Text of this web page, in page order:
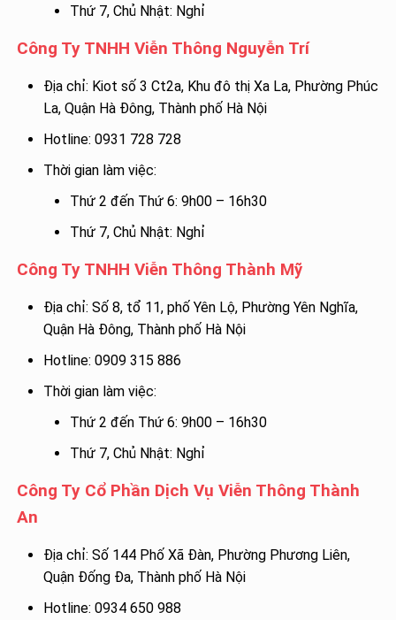
Thứ 7, Chủ Nhật: Nghỉ
Công Ty TNHH Viễn Thông Nguyễn Trí
Địa chỉ: Kiot số 3 Ct2a, Khu đô thị Xa La, Phường Phúc
La, Quận Hà Đông, Thành phố Hà Nội
Hotline: 0931 728 728
Thời gian làm việc:
Thứ 2 đến Thứ 6: 9h00 – 16h30
Thứ 7, Chủ Nhật: Nghỉ
Công Ty TNHH Viễn Thông Thành Mỹ
Địa chỉ: Số 8, tổ 11, phố Yên Lộ, Phường Yên Nghĩa,
Quận Hà Đông, Thành phố Hà Nội
Hotline: 0909 315 886
Thời gian làm việc:
Thứ 2 đến Thứ 6: 9h00 – 16h30
Thứ 7, Chủ Nhật: Nghỉ
Công Ty Cổ Phần Dịch Vụ Viễn Thông Thành
An
Địa chỉ: Số 144 Phố Xã Đàn, Phường Phương Liên,
Quận Đống Đa, Thành phố Hà Nội
Hotline: 0934 650 988